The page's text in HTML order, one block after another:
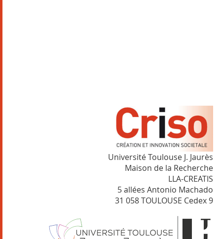
Université Toulouse J. Jaurès
Maison de la Recherche
LLA-CREATIS
5 allées Antonio Machado
31 058 TOULOUSE Cedex 9